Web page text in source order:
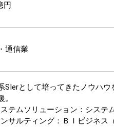
円
通信業
SIerとして培ってきたノウハ
。
テムソリューション：システ
サルティング：ＢＩビジネス